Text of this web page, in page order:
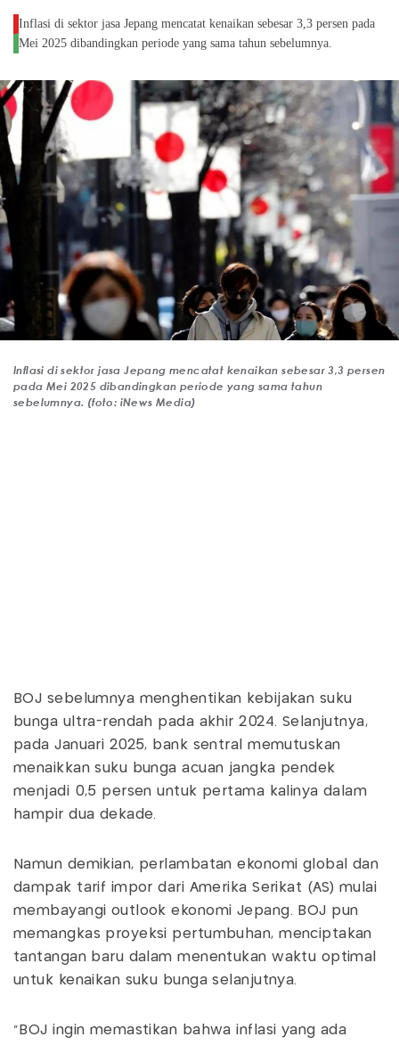
Inflasi di sektor jasa Jepang mencatat kenaikan sebesar 3,3 persen pada
Mei 2025 dibandingkan periode yang sama tahun sebelumnya.
Inflasi di sektor jasa Jepang mencatat kenaikan sebesar 3,3 persen
pada Mei 2025 dibandingkan periode yang sama tahun
sebelumnya. (foto: iNews Media)
BOJ sebelumnya menghentikan kebijakan suku
bunga ultra-rendah pada akhir 2024. Selanjutnya,
pada Januari 2025, bank sentral memutuskan
menaikkan suku bunga acuan jangka pendek
menjadi 0,5 persen untuk pertama kalinya dalam
hampir dua dekade.
Namun demikian, perlambatan ekonomi global dan
dampak tarif impor dari Amerika Serikat (AS) mulai
membayangi outlook ekonomi Jepang. BOJ pun
memangkas proyeksi pertumbuhan, menciptakan
tantangan baru dalam menentukan waktu optimal
untuk kenaikan suku bunga selanjutnya.
"BOJ ingin memastikan bahwa inflasi yang ada